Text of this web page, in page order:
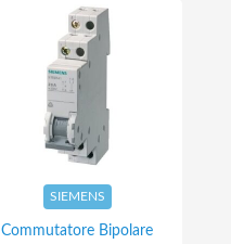
SIEMENS
Commutatore Bipolare